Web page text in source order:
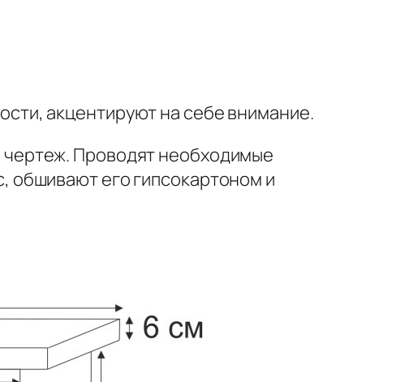
акцентируют на себе внимание.
чертеж. Проводят необходимые
обшивают его гипсокартоном и